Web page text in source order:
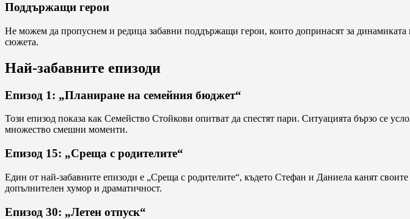
Поддържащи герои
Не можем да пропуснем и редица забавни поддържащи герои, които допринасят за
сюжета.
Най-забавните епизоди
Епизод 1: „Планиране на семейния бюджет“
Този епизод показа как Семейство Стойкови опитват да спестят пари. Ситуацията бързо се
множество смешни моменти.
Епизод 15: „Среща с родителите“
Един от най-забавните епизоди е „Среща с родителите“, където Стефан и Даниела канят
допълнителен хумор и драматичност.
Епизод 30: „Летен отпуск“